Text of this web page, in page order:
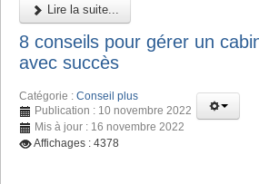
Lire la suite...
8 conseils pour gérer un
avec succès
Catégorie : Conseil plus
Publication : 10 novembre 2022
Mis à jour : 16 novembre 2022
Affichages : 4378